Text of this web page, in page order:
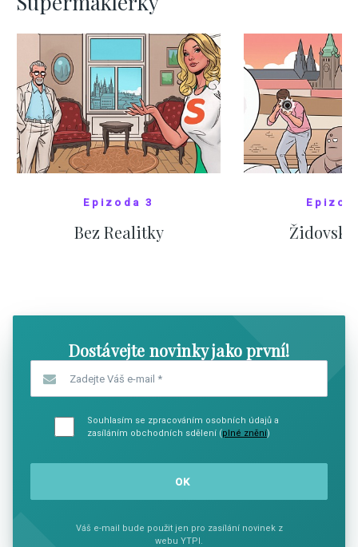
Epizoda 3
Bez Realitky
Dostávejte novinky jako první!
Souhlasím se zpracováním osobních údajů a
zasíláním obchodních sdělení (plné znění)
Váš e-mail bude použit jen pro zasílání novinek z
webu YTPI.